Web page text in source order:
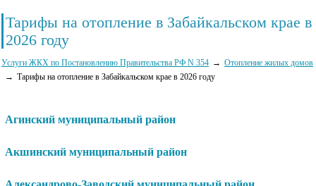
Тарифы на отопление в Забайкальском крае в
2026 году
Услуги ЖКХ по Постановлению Правительства РФ N 354
Отопление жилых домов
Тарифы на отопление в Забайкальском крае в 2026 году
Агинский муниципальный район
Акшинский муниципальный район